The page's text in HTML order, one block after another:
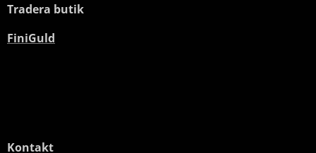
Tradera butik
FiniGuld
Kontakt